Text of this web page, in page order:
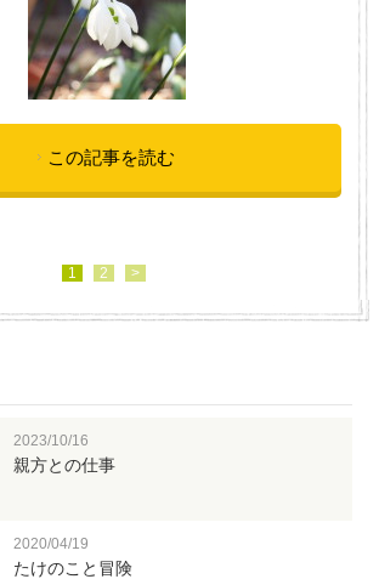
この記事を読む
1 2 >
2023/10/16
親方との仕事
2020/04/19
たけのこと冒険